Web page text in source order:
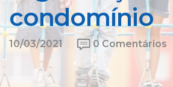
condomínio
10/03/2021 0 Comentários